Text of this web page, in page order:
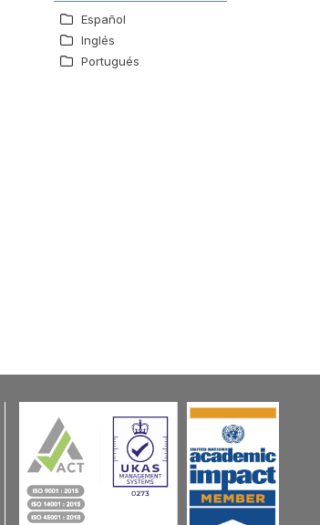
Español
Inglés
Portugués